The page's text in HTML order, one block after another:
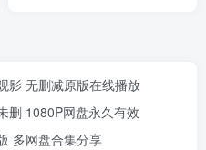
影 无删减原版在线播放
删 1080P网盘永久有效
多网盘合集分享